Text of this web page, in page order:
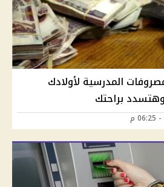
المدرسية لأولادك